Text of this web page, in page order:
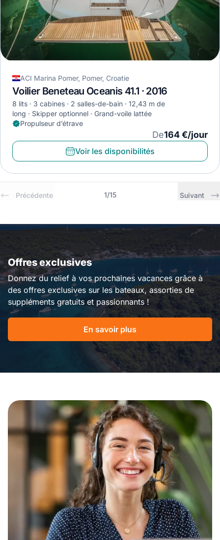
ACI Marina Pomer, Pomer, Croatie
Voilier Beneteau Oceanis 41.1 · 2016
8 lits 3 cabines 2 salles-de-bain
12,43 m de
long
Skipper optionnel
Grand-voile lattée
Propulseur d’étrave
De164 €/jour
Voir les disponibilités
Précédente 1/15 Suivant
Offres exclusives
Donnez du relief à vos prochaines vacances grâce à
des offres exclusives sur les bateaux, assorties de
suppléments gratuits et passionnants !
En savoir plus